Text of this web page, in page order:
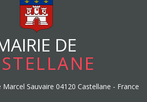
DE
Marcel Sauvaire 04120 Castellane - France